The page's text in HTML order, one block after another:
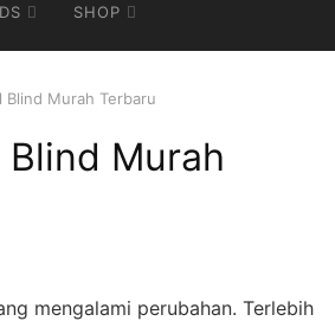
SHOP
Blind Murah Terbaru
Murah
mengalami perubahan. Terlebih